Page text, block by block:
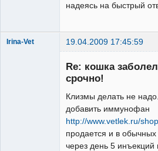
надеясь на быстрый
Irina-Vet 19.04.2009 17:45:59
Re: кошка
срочно!
Клизмы делать не
добавить иммунофан
http://www.vetlek.ru/
продается и в
через день 5 инъекций